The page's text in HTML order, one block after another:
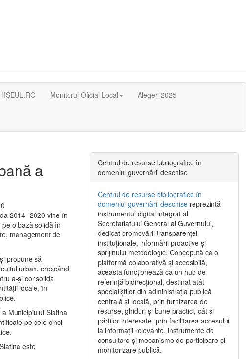
Monitorul Oficial Local Alegeri 2025
a
2014 -2020 vine în
o bază solidă în
management de
propune să
urban, crescând
a-şi consolida
locale, în
Municipiului Slatina
pe cele cinci
este
Centrul de resurse bibliografice în
domeniul guvernării deschise
Centrul de resurse bibliografice în
domeniul guvernării deschise reprezintă
instrumentul digital integrat al
Secretariatului General al Guvernului,
dedicat promovării transparenței
instituționale, informării proactive și
sprijinului metodologic. Concepută ca o
platformă colaborativă și accesibilă,
aceasta funcționează ca un hub de
referință bidirecțional, destinat atât
specialiștilor din administrația publică
centrală și locală, prin furnizarea de
resurse, ghiduri și bune practici, cât și
părților interesate, prin facilitarea accesului
la informații relevante, instrumente de
consultare și mecanisme de participare și
monitorizare publică.